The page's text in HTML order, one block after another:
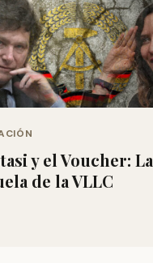
y el Voucher: La
de la VLLC